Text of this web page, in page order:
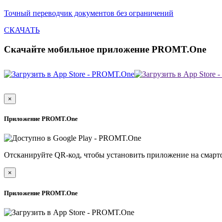
Точный переводчик документов без ограничений
СКАЧАТЬ
Скачайте мобильное приложение PROMT.One
×
Приложение PROMT.One
Отсканируйте QR-код, чтобы установить приложение на
×
Приложение PROMT.One